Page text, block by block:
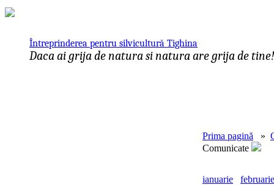
Întreprinderea pentru silvicultură Tighina
Daca ai grija de natura si natura are grija de tine!
Prima pagină »
Comunicate
ianuarie februarie